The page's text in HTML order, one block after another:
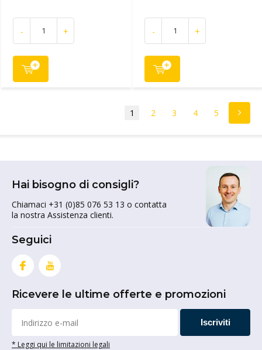
- + - +
1 2 3 4 5
Hai bisogno di consigli?
Chiamaci +31 (0)85 076 53 13 o contatta
la nostra Assistenza clienti.
Seguici
Ricevere le ultime offerte e promozioni
Iscriviti
* Leggi qui le limitazioni legali